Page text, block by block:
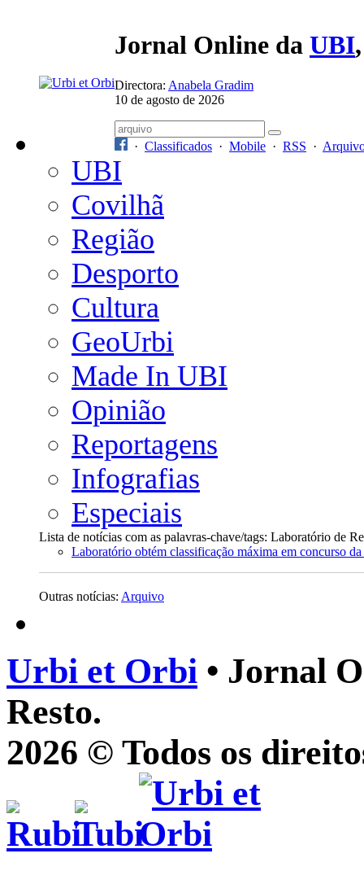
Jornal Online da UBI
Directora: Anabela Gradim
10 de agosto de 2026
· Classificados · Mobile · RSS ·
UBI
Covilhã
Região
Desporto
Cultura
GeoUrbi
Made In UBI
Opinião
Reportagens
Infografias
Especiais
Lista de notícias com as palavras-chave/tags: Laboratório de
Laboratório obtém classificação máxima em concurso
Outras notícias: Arquivo
Urbi et Orbi • Jornal
Resto.
2026 © Todos os